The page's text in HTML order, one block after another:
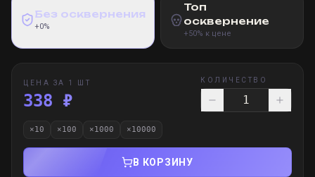
Без осквернения
+0%
Топ
осквернение
+50% к цене
ЦЕНА ЗА 1 ШТ
338 ₽
КОЛИЧЕСТВО
×10 ×100 ×1000 ×10000
В КОРЗИНУ